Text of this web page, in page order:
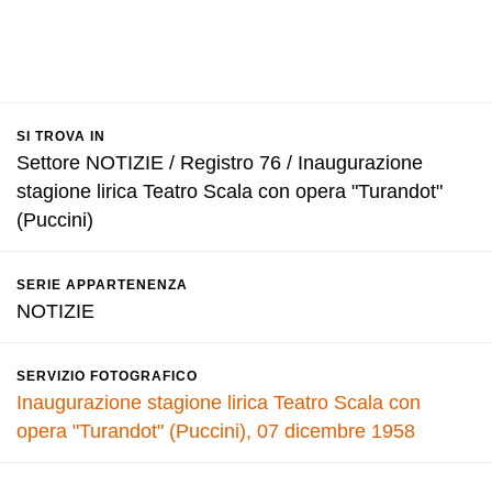
SI TROVA IN
Settore NOTIZIE / Registro 76 / Inaugurazione
stagione lirica Teatro Scala con opera "Turandot"
(Puccini)
SERIE APPARTENENZA
NOTIZIE
SERVIZIO FOTOGRAFICO
Inaugurazione stagione lirica Teatro Scala con
opera "Turandot" (Puccini), 07 dicembre 1958